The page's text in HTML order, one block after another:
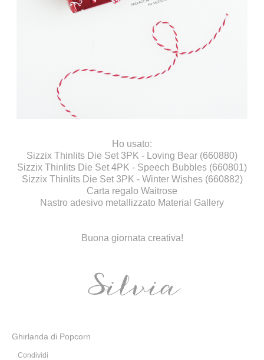
Ho usato:
Sizzix Thinlits Die Set 3PK - Loving Bear (660880)
Sizzix Thinlits Die Set 4PK - Speech Bubbles (660801)
Sizzix Thinlits Die Set 3PK - Winter Wishes (660882)
Carta regalo Waitrose
Nastro adesivo metallizzato Material Gallery
Buona giornata creativa!
Ghirlanda di Popcorn
Condividi